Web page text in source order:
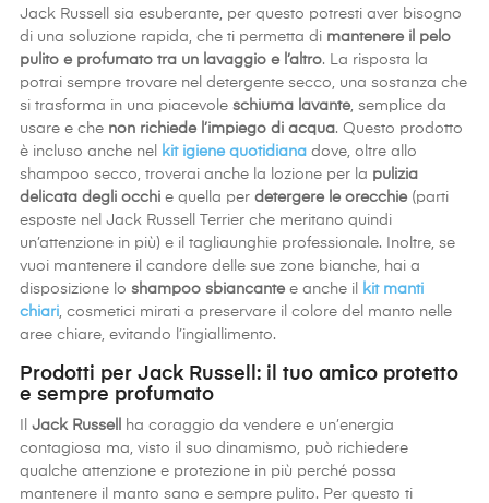
Jack Russell sia esuberante, per questo potresti aver bisogno
di una soluzione rapida, che ti permetta di mantenere il pelo
pulito e profumato tra un lavaggio e l’altro. La risposta la
potrai sempre trovare nel detergente secco, una sostanza che
si trasforma in una piacevole schiuma lavante, semplice da
usare e che non richiede l’impiego di acqua. Questo prodotto
è incluso anche nel
kit igiene quotidiana dove, oltre allo
shampoo secco, troverai anche la lozione per la pulizia
delicata degli occhi e quella per detergere le orecchie(parti
esposte nel Jack Russell Terrier che meritano quindi
un’attenzione in più) e il tagliaunghie professionale. Inoltre, se
vuoi mantenere il candore delle sue zone bianche, hai a
disposizione lo shampoo sbiancantee anche il
kit manti
chiari , cosmetici mirati a preservare il colore del manto nelle
aree chiare, evitando l’ingiallimento.
Prodotti per Jack Russell: il tuo amico protetto
e sempre profumato
Jack Russell
ha coraggio da vendere e un’energia
contagiosa ma, visto il suo dinamismo, può richiedere
qualche attenzione e protezione in più perché possa
mantenere il manto sano e sempre pulito. Per questo ti